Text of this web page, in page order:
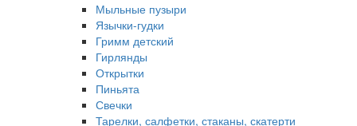
Мыльные пузыри
Язычки-гудки
Гримм детский
Гирлянды
Открытки
Пиньята
Свечки
Тарелки, салфетки, стаканы, скатерти